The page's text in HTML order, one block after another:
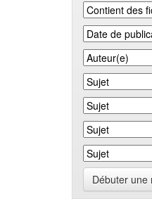
Débuter une